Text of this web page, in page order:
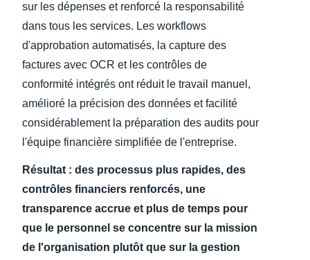
sur les dépenses et renforcé la responsabilité
dans tous les services. Les workflows
d'approbation automatisés, la capture des
factures avec OCR et les contrôles de
conformité intégrés ont réduit le travail manuel,
amélioré la précision des données et facilité
considérablement la préparation des audits pour
l'équipe financière simplifiée de l'entreprise.
Résultat : des processus plus rapides, des
contrôles financiers renforcés, une
transparence accrue et plus de temps pour
que le personnel se concentre sur la mission
de l'organisation plutôt que sur la gestion